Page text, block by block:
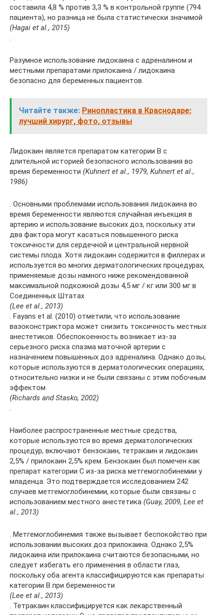
составила 4,8 % против 3,3 % в контрольной группе (794
пациента), но разница не была статистически значимой
(Hagai et al., 2015)
.
Разумное использование лидокаина с адреналином и
местными препаратами прилокаина / лидокаина
безопасно для беременных пациентов.
Читайте также: Ринопластика в Краснодаре:
лучший хирург, фото, отзывы
Лидокаин является препаратом категории B с
длительной историей безопасного использования во
время беременности (Kuhnert et al., 1979, Kuhnert et al.,
1986)
. Основными проблемами использования лидокаина во
время беременности являются случайная инъекция в
артерию и использование высоких доз, поскольку эти
два фактора могут касаться повышенного риска
токсичности для сердечной и центральной нервной
системы плода. Хотя лидокаин содержится в филлерах и
используется во многих дерматологических процедурах,
применяемые дозы намного ниже рекомендованной
максимальной подкожной дозы 4,5 мг / кг или 300 мг в
Соединенных Штатах
(Lee et al., 2013)
. Fayans et al. (2010) отметили, что использование
вазоконстриктора может снизить токсичность местных
анестетиков. Обеспокоенность возникает из-за
серьезного риска спазма маточной артерии с
назначением повышенных доз адреналина. Однако дозы,
которые используются в дерматологических операциях,
относительно низки и не были связаны с этим побочным
эффектом
(Richards and Stasko, 2002)
.
Наиболее распространенные местные средства,
которые используются во время дерматологических
процедур, включают бензокаин, тетракаин и лидокаин
2,5% / прилокаин 2,5% крем. Бензокаин был помечен как
препарат категории C из-за риска метгемоглобинемии у
младенца. Это подтверждается исследованием 242
случаев метгемоглобинемии, которые были связаны с
использованием местного анестетика (Guay, 2009, Lee et
al., 2013)
. Метгемоглобинемия также вызывает беспокойство при
использовании высоких доз прилокаина. Однако 2,5%
лидокаина или прилокаина считаются безопасными, но
следует избегать его применения в области глаз,
поскольку оба агента классифицируются как препараты
категории B при беременности
(Lee et al., 2013)
. Тетракаин классифицируется как лекарственный